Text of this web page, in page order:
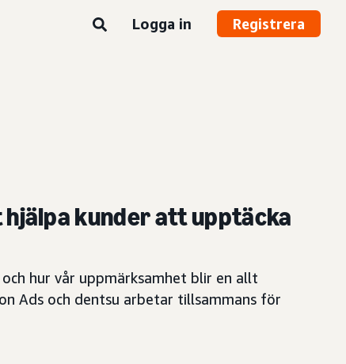
Logga in Registrera
kunder att upptäcka
hur vår uppmärksamhet blir en allt
Ads och dentsu arbetar tillsammans för